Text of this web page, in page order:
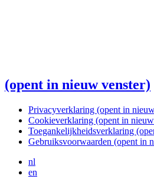
(opent in nieuw venster)
Privacyverklaring (opent in
Cookieverklaring (opent in
Toegankelijkheidsverklaring
Gebruiksvoorwaarden (opent in
nl
en